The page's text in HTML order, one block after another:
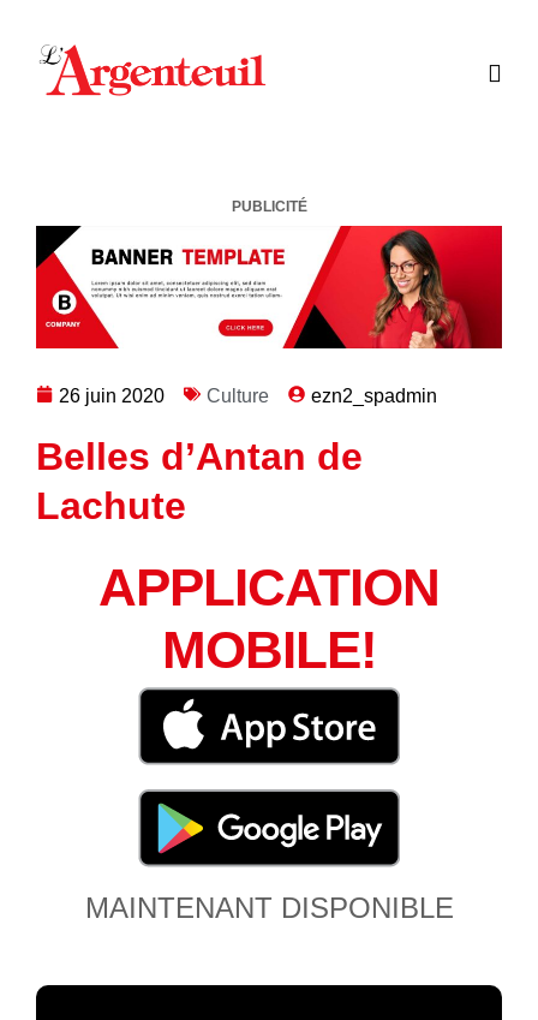
PUBLICITÉ
26 juin 2020 Culture ezn2_spadmin
Belles d’Antan de
Lachute
APPLICATION
MOBILE!
MAINTENANT DISPONIBLE